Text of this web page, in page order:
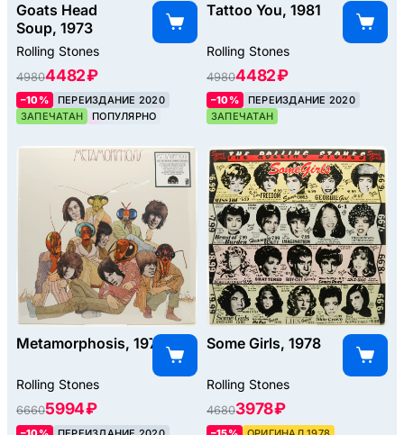
Goats Head
Soup, 1973
Rolling Stones
49804482 ₽
–10%
ПЕРЕИЗДАНИЕ 2020
ЗАПЕЧАТАН
ПОПУЛЯРНО
Tattoo You, 1981
Rolling Stones
49804482 ₽
–10%
ПЕРЕИЗДАНИЕ 2020
ЗАПЕЧАТАН
Metamorphosis, 1975
Rolling Stones
66605994 ₽
Some Girls, 1978
Rolling Stones
46803978 ₽